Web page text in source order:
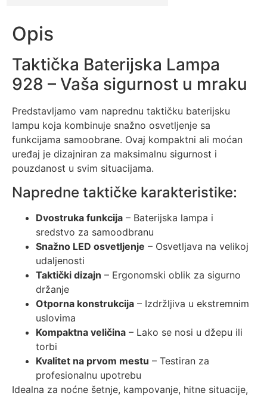
Opis
Taktička Baterijska Lampa
928 – Vaša sigurnost u mraku
Predstavljamo vam naprednu taktičku baterijsku
lampu koja kombinuje snažno osvetljenje sa
funkcijama samoobrane. Ovaj kompaktni ali moćan
uređaj je dizajniran za maksimalnu sigurnost i
pouzdanost u svim situacijama.
Napredne taktičke karakteristike:
Dvostruka funkcija – Baterijska lampa i
sredstvo za samoodbranu
Snažno LED osvetljenje – Osvetljava na velikoj
udaljenosti
Taktički dizajn – Ergonomski oblik za sigurno
držanje
Otporna konstrukcija – Izdržljiva u ekstremnim
uslovima
Kompaktna veličina – Lako se nosi u džepu ili
torbi
Kvalitet na prvom mestu – Testiran za
profesionalnu upotrebu
Idealna za noćne šetnje, kampovanje, hitne situacije,